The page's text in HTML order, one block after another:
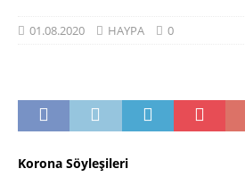
01.08.2020 HAYPA 0
Korona Söyleşileri